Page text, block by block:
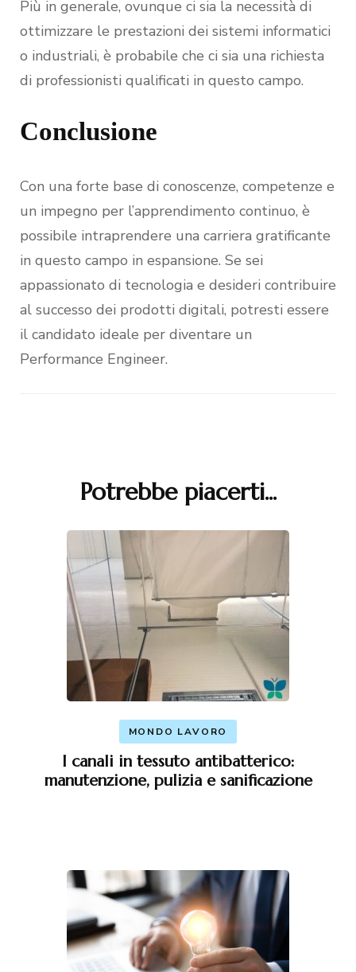
Più in generale, ovunque ci sia la necessità di
ottimizzare le prestazioni dei sistemi informatici
o industriali, è probabile che ci sia una richiesta
di professionisti qualificati in questo campo.
Conclusione
Con una forte base di conoscenze, competenze e
un impegno per l’apprendimento continuo, è
possibile intraprendere una carriera gratificante
in questo campo in espansione. Se sei
appassionato di tecnologia e desideri contribuire
al successo dei prodotti digitali, potresti essere
il candidato ideale per diventare un
Performance Engineer.
NavigazionePotrebbe piacerti...
MONDO LAVORO
I canali in tessuto antibatterico:
manutenzione, pulizia e sanificazione